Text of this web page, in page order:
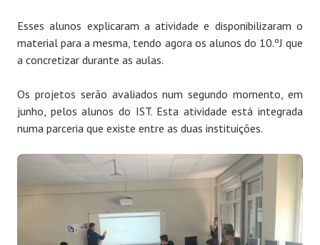
Esses alunos explicaram a atividade e disponibilizaram o
material para a mesma, tendo agora os alunos do 10.ºJ que
a concretizar durante as aulas.
Os projetos serão avaliados num segundo momento, em
junho, pelos alunos do IST. Esta atividade está integrada
numa parceria que existe entre as duas instituições.